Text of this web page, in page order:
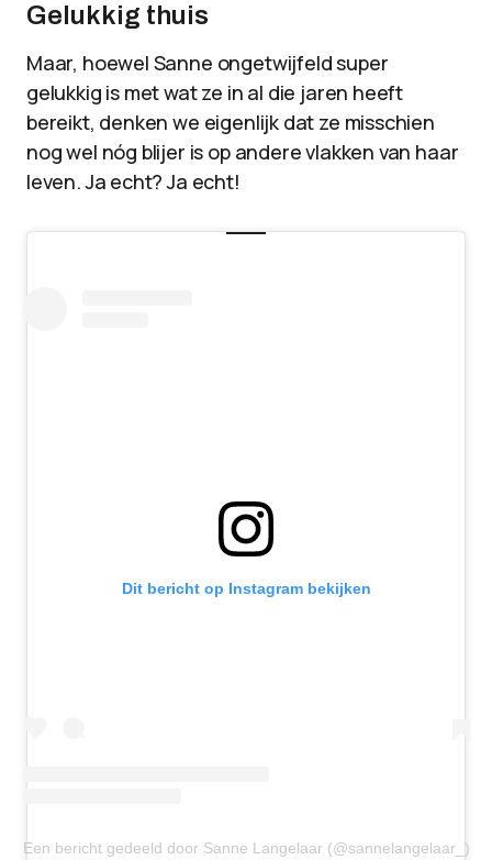
Gelukkig thuis
Maar, hoewel Sanne ongetwijfeld super
gelukkig is met wat ze in al die jaren heeft
bereikt, denken we eigenlijk dat ze misschien
nog wel nóg blijer is op andere vlakken van haar
leven. Ja echt? Ja echt!
Dit bericht op Instagram bekijken
Een bericht gedeeld door Sanne Langelaar (@sannelangelaar_)